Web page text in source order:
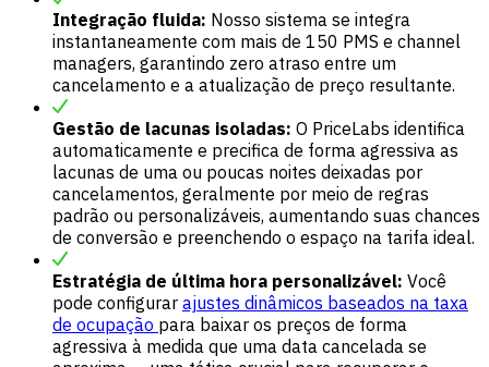
Integração fluida: Nosso sistema se integra
instantaneamente com mais de 150 PMS e channel
managers, garantindo zero atraso entre um
cancelamento e a atualização de preço resultante.
Gestão de lacunas isoladas: O PriceLabs identifica
automaticamente e precifica de forma agressiva as
lacunas de uma ou poucas noites deixadas por
cancelamentos, geralmente por meio de regras
padrão ou personalizáveis, aumentando suas chances
de conversão e preenchendo o espaço na tarifa ideal.
Estratégia de última hora personalizável: Você
pode configurar ajustes dinâmicos baseados na taxa
de ocupação para baixar os preços de forma
agressiva à medida que uma data cancelada se